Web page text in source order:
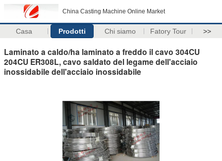
China Casting Machine Online Market
Casa Prodotti Chi siamo Fatory Tour >>
Laminato a caldo/ha laminato a freddo il cavo 304CU
204CU ER308L, cavo saldato del legame dell'acciaio
inossidabile dell'acciaio inossidabile